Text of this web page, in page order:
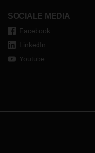
SOCIALE MEDIA
Facebook
LinkedIn
Youtube